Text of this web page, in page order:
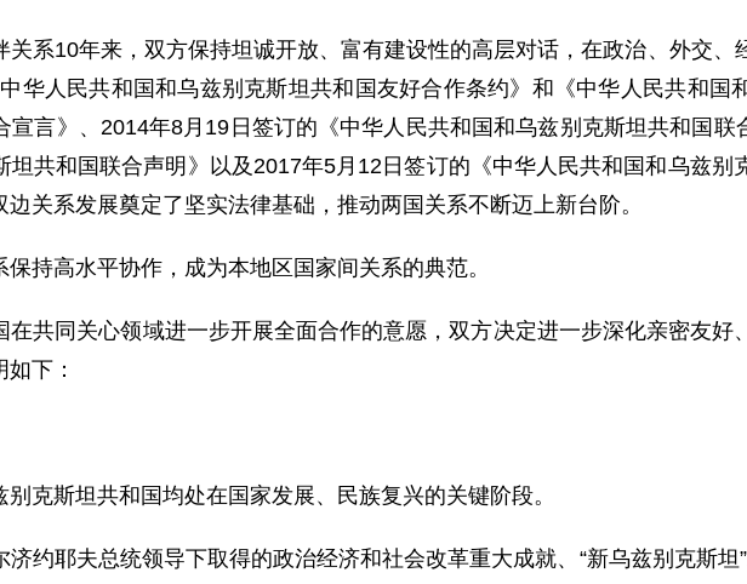
10年来，双方保持坦诚开放、富有建设性的高层对话，在政治、外交、
华人民共和国和乌兹别克斯坦共和国友好合作条约》和《中华人民共和国
言》、2014年8月19日签订的《中华人民共和国和乌兹别克斯坦共和国联
共和国联合声明》以及2017年5月12日签订的《中华人民共和国和乌兹别
关系发展奠定了坚实法律基础，推动两国关系不断迈上新台阶。
高水平协作，成为本地区国家间关系的典范。
同关心领域进一步开展全面合作的意愿，双方决定进一步深化亲密友好
下：
斯坦共和国均处在国家发展、民族复兴的关键阶段。
耶夫总统领导下取得的政治经济和社会改革重大成就、“新乌兹别克斯坦